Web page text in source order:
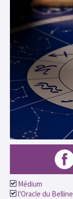
Médium
l'Oracle du Belline